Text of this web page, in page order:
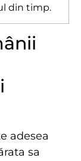
din timp.
adesea
sa